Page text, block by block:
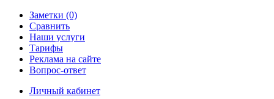
Заметки (0)
Сравнить
Наши услуги
Тарифы
Реклама на сайте
Вопрос-ответ
Личный кабинет